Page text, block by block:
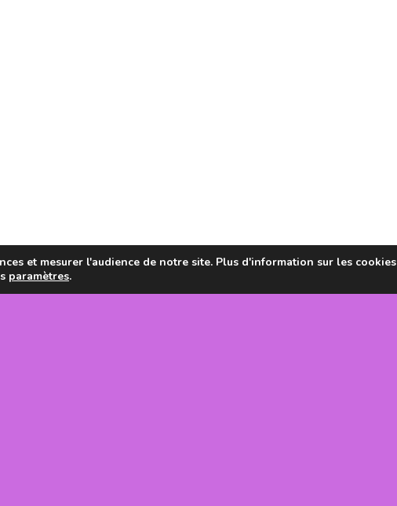
et mesurer l'audience de notre site. Plus d'information sur les cookies
paramètres.